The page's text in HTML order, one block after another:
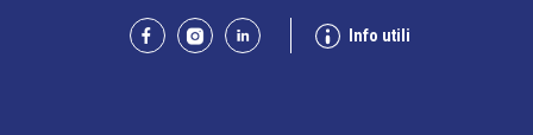
Info utili